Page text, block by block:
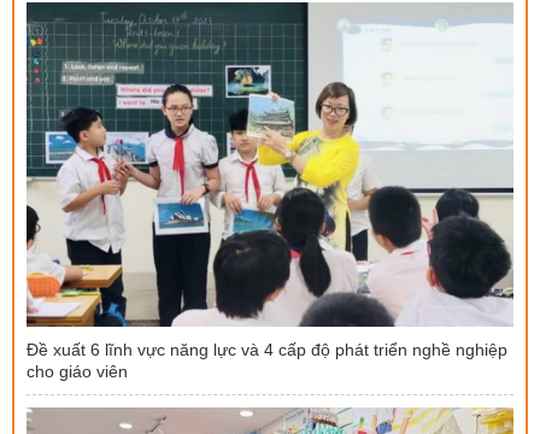
Đề xuất 6 lĩnh vực năng lực và 4 cấp độ phát triển nghề nghiệp
cho giáo viên